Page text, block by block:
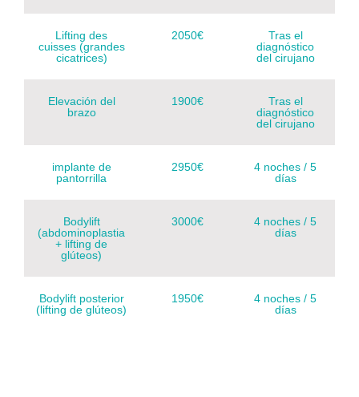
Lifting des
cuisses (grandes
cicatrices)
2050€
Tras el
diagnóstico
del cirujano
Elevación del
brazo
1900€
Tras el
diagnóstico
del cirujano
implante de
pantorrilla
2950€
4 noches / 5
días
Bodylift
(abdominoplastia
+ lifting de
glúteos)
3000€
4 noches / 5
días
Bodylift posterior
(lifting de glúteos)
1950€
4 noches / 5
días